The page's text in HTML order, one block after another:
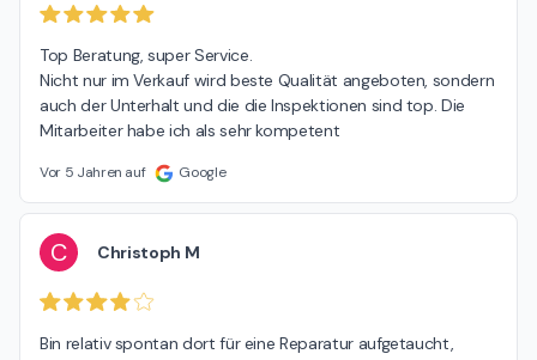
Top Beratung, super Service.
Nicht nur im Verkauf wird beste Qualität angeboten, sondern
auch der Unterhalt und die die Inspektionen sind top. Die
Mitarbeiter habe ich als sehr kompetent
Vor 5 Jahren auf Google
C Christoph M
Bin relativ spontan dort für eine Reparatur aufgetaucht,